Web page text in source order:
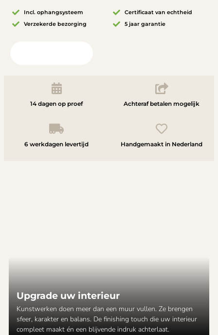
Incl. ophangsysteem
Verzekerde bezorging
Certificaat van echtheid
5 jaar garantie
14 dagen op proef Achteraf betalen mogelijk
6 werkdagen levertijd Handgemaakt in Nederland
Upgrade uw interieur
Kunstwerken doen meer dan een muur vullen. Ze brengen
sfeer, karakter en balans. De finishing touch die uw interieur
compleet maakt én een blijvende indruk achterlaat.